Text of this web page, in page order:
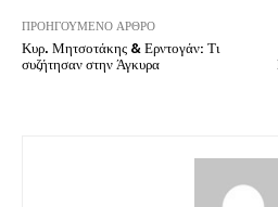
ΠΡΟΗΓΟΎΜΕΝΟ ΆΡΘΡΟ
Κυρ. Μητσοτάκης & Ερντογάν: Τι
συζήτησαν στην Άγκυρα